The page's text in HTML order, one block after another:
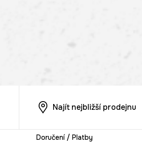
Najít nejbližší prodejnu
Doručení / Platby